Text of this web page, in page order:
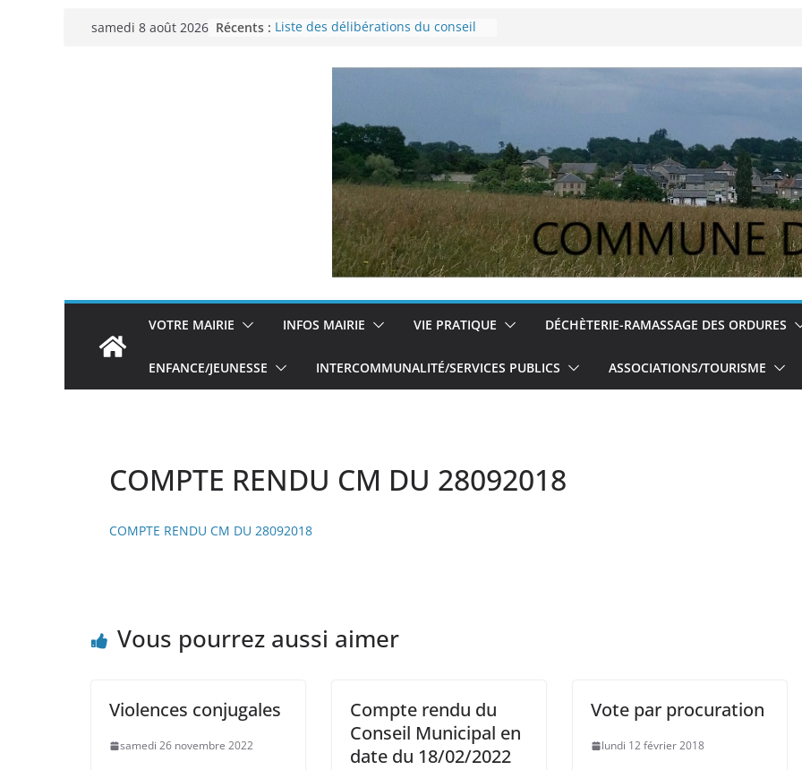
Passersamedi 8 août 2026 Récents : Liste des délibérations du conseil
municipal en date du 5/12/2024
VOTRE MAIRIE INFOS MAIRIE VIE PRATIQUE DÉCHÈTERIE-RAMASSAGE DES ORDURES
ENFANCE/JEUNESSE INTERCOMMUNALITÉ/SERVICES PUBLICS ASSOCIATIONS/TOURISME
COMPTE RENDU CM DU 28092018
COMPTE RENDU CM DU 28092018
Vous pourrez aussi aimer
Violences conjugales
samedi 26 novembre 2022
Compte rendu du
Conseil Municipal en
date du 18/02/2022
Vote par procuration
lundi 12 février 2018